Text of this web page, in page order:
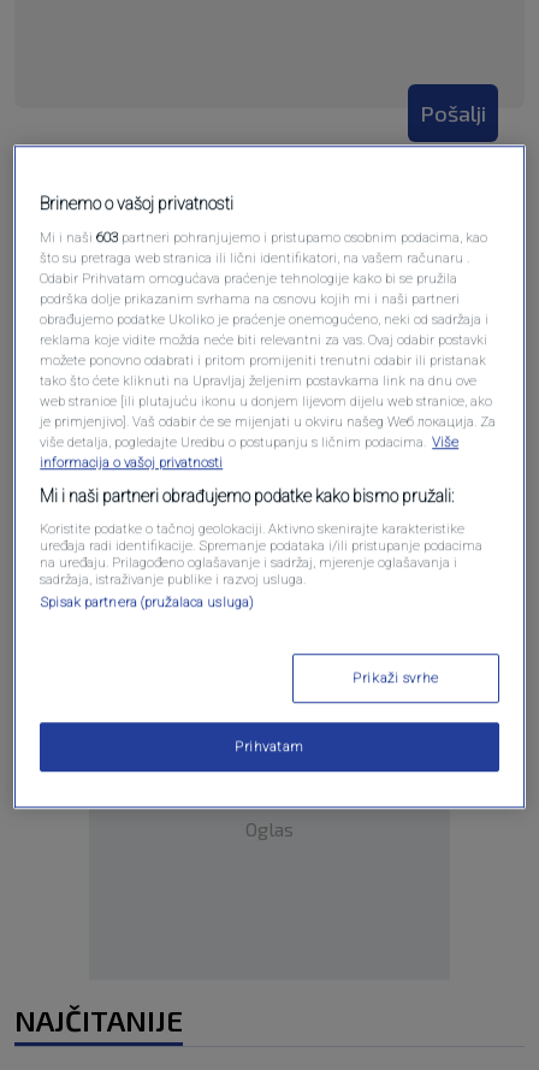
Pošalji
Pošalji komentar
Oglas
Oglas
NAJČITANIJE
Brinemo o vašoj privatnosti
Mi i naši603 partneri pohranjujemo i pristupamo osobnim podacima, kao
što su pretraga web stranica ili lični identifikatori, na vašem računaru .
Odabir Prihvatam omogućava praćenje tehnologije kako bi se pružila
podrška dolje prikazanim svrhama na osnovu kojih mi i naši partneri
obrađujemo podatke Ukoliko je praćenje onemogućeno, neki od sadržaja i
reklama koje vidite možda neće biti relevantni za vas. Ovaj odabir postavki
možete ponovno odabrati i pritom promijeniti trenutni odabir ili pristanak
tako što ćete kliknuti na Upravljaj željenim postavkama link na dnu ove
web stranice [ili plutajuću ikonu u donjem lijevom dijelu web stranice, ako
je primjenjivo]. Vaš odabir će se mijenjati u okviru našeg Wеб локација. Za
više detalja, pogledajte Uredbu o postupanju s ličnim podacima. Više
informacija o vašoj privatnosti
Mi i naši partneri obrađujemo podatke kako bismo pružali:
Koristite podatke o tačnoj geolokaciji. Aktivno skenirajte karakteristike
uređaja radi identifikacije. Spremanje podataka i/ili pristupanje podacima
na uređaju. Prilagođeno oglašavanje i sadržaj, mjerenje oglašavanja i
sadržaja, istraživanje publike i razvoj usluga.
Spisak partnera (pružalaca usluga)
Prikaži svrhe
Prihvatam